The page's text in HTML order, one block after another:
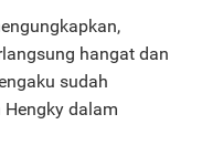
hangat dan
sudah
dalam